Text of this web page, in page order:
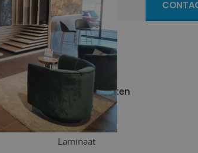
Meer producten
Plinten
Laminaat